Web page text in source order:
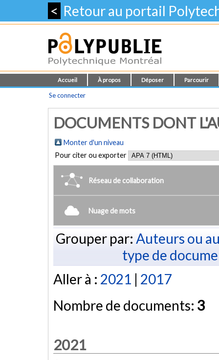
< Retour au portail
Accueil À propos Déposer Parcourir
Se connecter
DOCUMENTS DONT
Monter d'un niveau
Pour citer ou exporter
Réseau de collaboration
Nuage de mots
Grouper par: Auteurs ou
type de
Aller à : 2021 | 2017
Nombre de documents: 3
2021